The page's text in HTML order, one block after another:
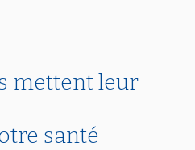
mettent leur
santé